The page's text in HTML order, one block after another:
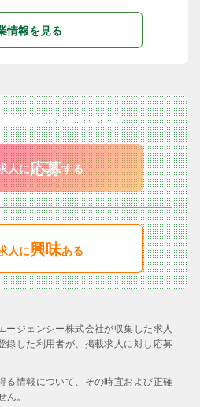
情報を見る
集は終了いたしました
人に応募する
人に興味ある
ージェンシー株式会社が収集した求人
録した利用者が、掲載求人に対し応募
る情報について、その時宜および正確
。